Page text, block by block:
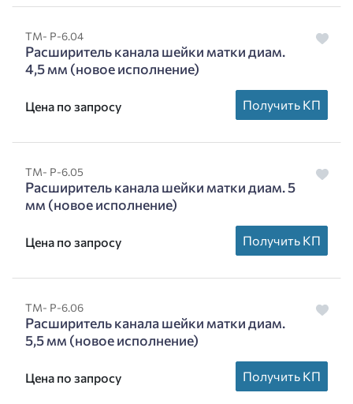
ТМ- Р-6.04
Расширитель канала шейки матки диам.
4,5 мм (новое исполнение)
Цена по запросу Получить КП
ТМ- Р-6.05
Расширитель канала шейки матки диам. 5
мм (новое исполнение)
Цена по запросу Получить КП
ТМ- Р-6.06
Расширитель канала шейки матки диам.
5,5 мм (новое исполнение)
Цена по запросу Получить КП